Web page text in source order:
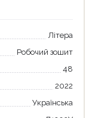
Літера
Робочий зошит
48
2022
Українська